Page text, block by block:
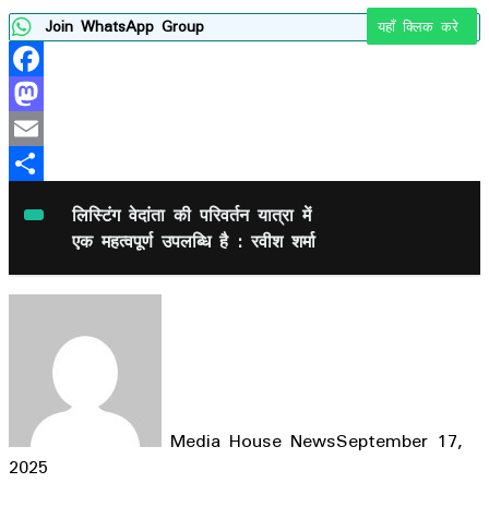
Join WhatsApp Group यहाँ क्लिक करे
Facebook
Mastodon
Email
लिस्टिंग वेदांता की परिवर्तन यात्रा में
एक महत्वपूर्ण उपलब्धि है : रवीश शर्मा
Media House NewsSeptember 17,
2025